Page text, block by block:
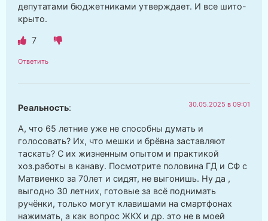
депутатами бюджетниками утверждает. И все шито-
крыто.
7
Ответить
Реальность: 30.05.2025 в 09:01
А, что 65 летние уже не способны думать и
голосовать? Их, что мешки и брёвна заставляют
таскать? С их жизненным опытом и практикой
хоз.работы в канаву. Посмотрите половина ГД и СФ с
Матвиенко за 70лет и сидят, не выгонишь. Ну да ,
выгодно 30 летних, готовые за всё поднимать
ручёнки, только могут клавишами на смартфонах
нажимать, а как вопрос ЖКХ и др. это не в моей